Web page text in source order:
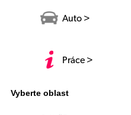
Auto >
Práce >
Vyberte oblast